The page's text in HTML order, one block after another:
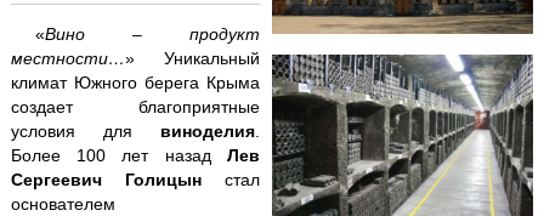
Бахчисарай + Чуфут-Кале
Большой каньон Крыма
Волшебный ЮБК +
теплоход
Водопад Джур-Джур + храм Маяк
«Вино – продукт
местности…» Уникальный
климат Южного берега Крыма
создает благоприятные
условия для виноделия
Более 100 лет назад Лев
Сергеевич Голицынстал
основателем